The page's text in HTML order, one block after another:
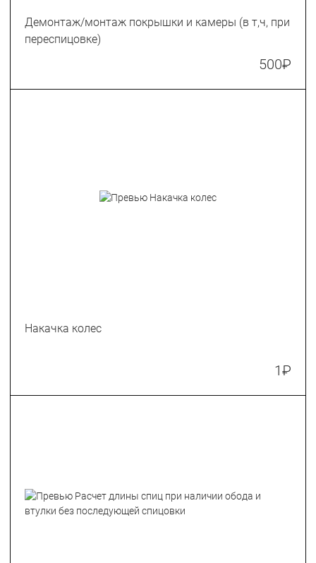
Демонтаж/монтаж покрышки и камеры (в т,ч, при
переспицовке)
500₽
Накачка колес
1₽